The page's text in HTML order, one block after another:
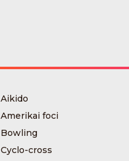
Aikido
Amerikai foci
Bowling
Cyclo-cross